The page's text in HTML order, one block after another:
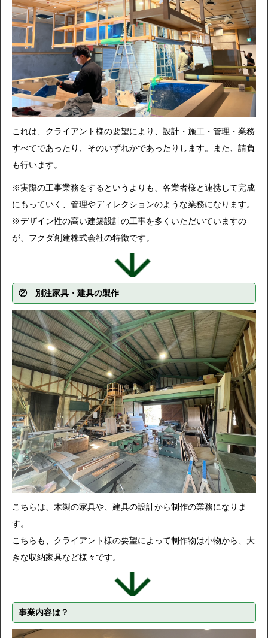
これは、クライアント様の要望により、設計・施工・管理・業務
すべてであったり、そのいずれかであったりします。また、請負
も行います。
※実際の工事業務をするというよりも、各業者様と連携して完成
にもっていく、管理やディレクションのような業務になります。
※デザイン性の高い建築設計の工事を多くいただいていますの
が、フクダ創建株式会社の特徴です。
② 別注家具・建具の製作
こちらは、木製の家具や、建具の設計から制作の業務になりま
す。
こちらも、クライアント様の要望によって制作物は小物から、大
きな収納家具など様々です。
事業内容は？